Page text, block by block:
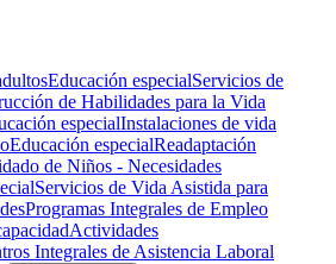
Educación especialServicios de
de Habilidades para la Vida
especialInstalaciones de vida
Educación especialReadaptación
de Niños - Necesidades
Servicios de Vida Asistida para
Programas Integrales de Empleo
Actividades
Integrales de Asistencia Laboral